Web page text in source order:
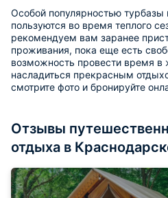
Особой популярностью
пользуются во время теплого
рекомендуем вам заранее
проживания, пока еще есть
возможность провести время в
насладиться прекрасным
смотрите фото и бронируйте
Отзывы
отдыха в